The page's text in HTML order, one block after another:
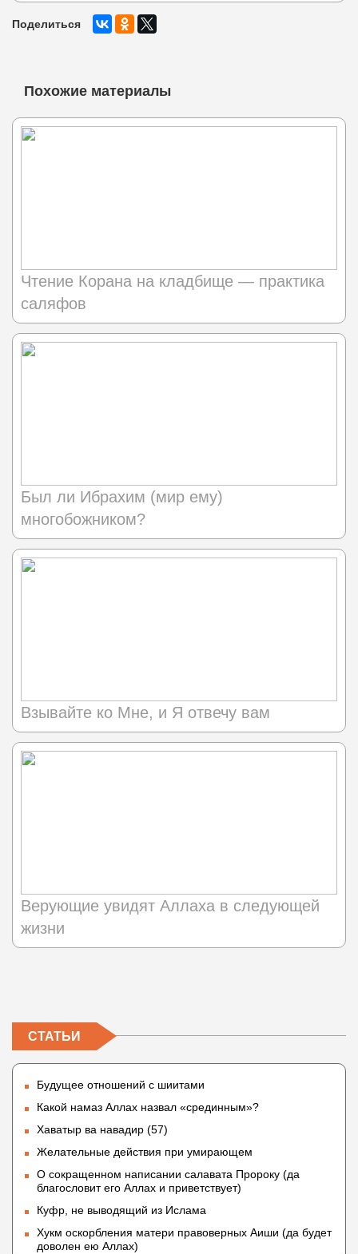
Поделиться
Похожие материалы
Чтение Корана на кладбище — практика
саляфов
Был ли Ибрахим (мир ему)
многобожником?
Взывайте ко Мне, и Я отвечу вам
Верующие увидят Аллаха в следующей
жизни
СТАТЬИ
Будущее отношений с шиитами
Какой намаз Аллах назвал «срединным»?
Хаватыр ва навадир (57)
Желательные действия при умирающем
О сокращенном написании салавата Пророку (да
благословит его Аллах и приветствует)
Куфр, не выводящий из Ислама
Хукм оскорбления матери правоверных Аиши (да будет
доволен ею Аллах)